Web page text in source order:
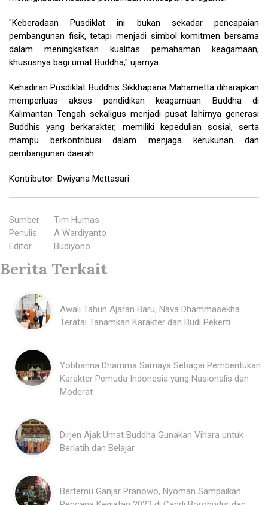
"Keberadaan Pusdiklat ini bukan sekadar pencapaian
pembangunan fisik, tetapi menjadi simbol komitmen bersama
dalam meningkatkan kualitas pemahaman keagamaan,
khususnya bagi umat Buddha," ujarnya.
Kehadiran Pusdiklat Buddhis Sikkhapana Mahametta diharapkan
memperluas akses pendidikan keagamaan Buddha di
Kalimantan Tengah sekaligus menjadi pusat lahirnya generasi
Buddhis yang berkarakter, memiliki kepedulian sosial, serta
mampu berkontribusi dalam menjaga kerukunan dan
pembangunan daerah.
Kontributor: Dwiyana Mettasari
Sumber
:
Tim Humas
Penulis
:
A Wardiyanto
Editor: Budiyono
Berita Terkait
Awali Tahun Ajaran Baru, Nava Dhammasekha
Teratai Tanamkan Karakter dan Budi Pekerti
Yobbanna Dhamma Samaya Sebagai Pembentukan
Karakter Pemuda Indonesia yang Nasionalis dan
Moderat
Dirjen Ajak Umat Buddha Gunakan Vihara untuk
Berlatih dan Belajar
Bertemu Ganjar Pranowo, Nyoman Sampaikan